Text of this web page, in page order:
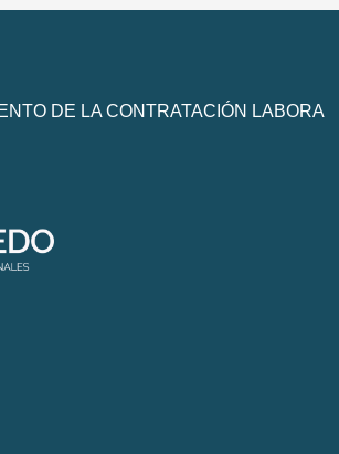
DE LA CONTRATACIÓN LABORA